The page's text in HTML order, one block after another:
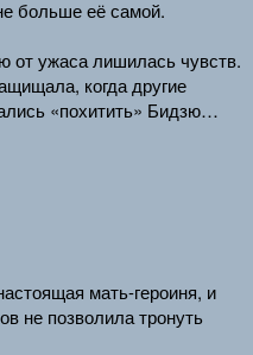
больше её самой.
от ужаса лишилась чувств.
когда другие
«похитить» Бидзю…
мать-героиня, и
не позволила тронуть